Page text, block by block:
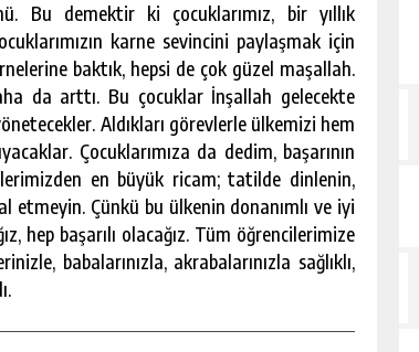
Bu demektir ki çocuklarımız, bir yıllık
karne sevincini paylaşmak için
baktık, hepsi de çok güzel maşallah.
da arttı. Bu çocuklar İnşallah gelecekte
Aldıkları görevlerle ülkemizi hem
Çocuklarımıza da dedim, başarının
en büyük ricam; tatilde dinlenin,
etmeyin. Çünkü bu ülkenin donanımlı ve iyi
hep başarılı olacağız. Tüm öğrencilerimize
babalarınızla, akrabalarınızla sağlıklı,